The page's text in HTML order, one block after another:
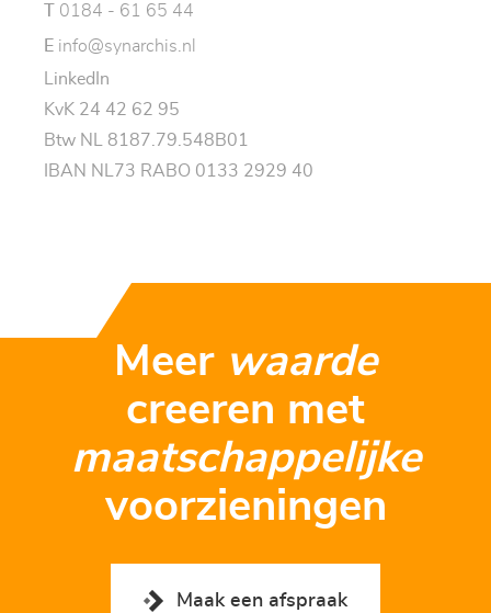
0184 - 61 65 44
E info@synarchis.nl
LinkedIn
KvK 24 42 62 95
Btw NL 8187.79.548B01
IBAN NL73 RABO 0133 2929 40
Meer waarde
creeren met
maatschappelijke
voorzieningen
Maak een afspraak